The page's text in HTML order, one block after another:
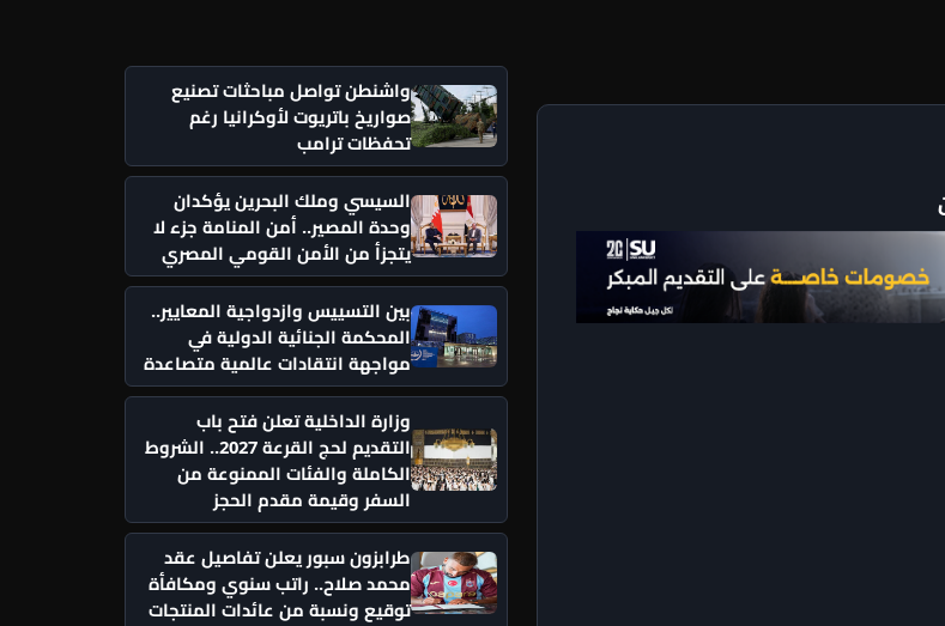
واشنطن تواصل مباحثات تصنيع
صواريخ باتريوت لأوكرانيا رغم
تحفظات ترامب
السيسي وملك البحرين يؤكدان
وحدة المصير.. أمن المنامة جزء لا
يتجزأ من الأمن القومي المصري
بين التسييس وازدواجية المعايير..
المحكمة الجنائية الدولية في
مواجهة انتقادات عالمية متصاعدة
وزارة الداخلية تعلن فتح باب
التقديم لحج القرعة 2027.. الشروط
الكاملة والفئات الممنوعة من
السفر وقيمة مقدم الحجز
طرابزون سبور يعلن تفاصيل عقد
محمد صلاح.. راتب سنوي ومكافأة
توقيع ونسبة من عائدات المنتجات